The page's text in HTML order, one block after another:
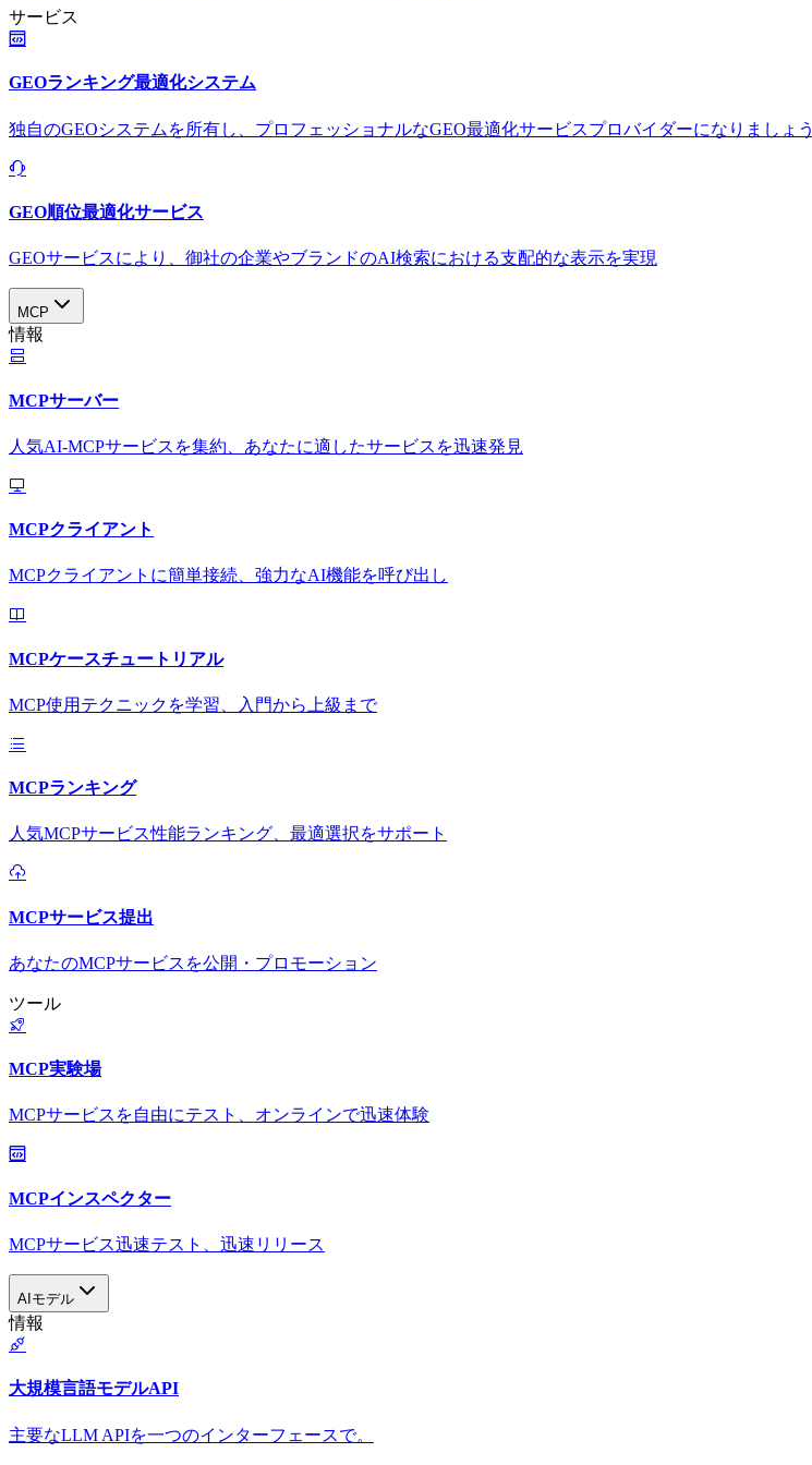
サービス
GEOランキング最適化システム
独自のGEOシステムを所有し、プロフェッショナルなGEO最適化サービスプロバイダーになりましょう
GEO順位最適化サービス
GEOサービスにより、御社の企業やブランドのAI検索における支配的な表示を実現​
MCP
情報
MCPサーバー
人気AI-MCPサービスを集約、あなたに適したサービスを迅速発見
MCPクライアント
MCPクライアントに簡単接続、強力なAI機能を呼び出し
MCPケースチュートリアル
MCP使用テクニックを学習、入門から上級まで
MCPランキング
人気MCPサービス性能ランキング、最適選択をサポート
MCPサービス提出
あなたのMCPサービスを公開・プロモーション
ツール
MCP実験場
MCPサービスを自由にテスト、オンラインで迅速体験
MCPインスペクター
MCPサービス迅速テスト、迅速リリース
AIモデル
情報
大規模言語モデルAPI
主要なLLM APIを一つのインターフェースで。